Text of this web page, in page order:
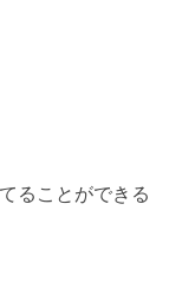
ることができる